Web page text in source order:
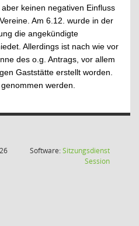
keinen negativen Einfluss
Am 6.12. wurde in der
die angekündigte
Allerdings ist nach wie vor
des o.g. Antrags, vor allem
Gaststätte erstellt worden.
werden.
Software:Sitzungsdienst
Session(Wird in